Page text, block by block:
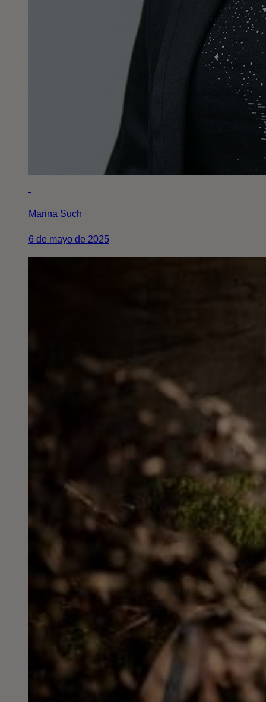
Marina Such
6 de mayo de 2025